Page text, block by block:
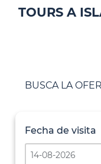
TOURS A
BUSCA LA
Fecha de visita